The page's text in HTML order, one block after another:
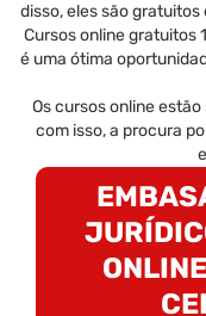
disso, eles são
Cursos online gratuitos
é uma ótima
Os cursos online
com isso, a procura